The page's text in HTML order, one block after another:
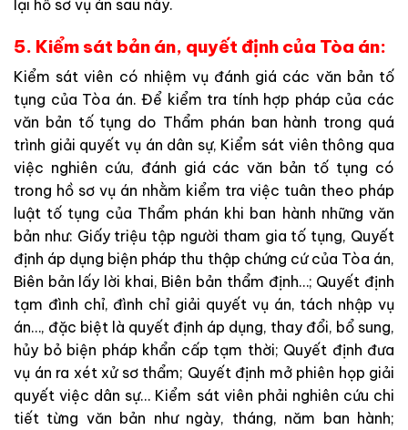
lại hồ sơ vụ án sau này.
5. Kiểm sát bản án, quyết định của Tòa án:
Kiểm sát viên có nhiệm vụ đánh giá các văn bản tố
tụng của Tòa án. Để kiểm tra tính hợp pháp của các
văn bản tố tụng do Thẩm phán ban hành trong quá
trình giải quyết vụ án dân sự, Kiểm sát viên thông qua
việc nghiên cứu, đánh giá các văn bản tố tụng có
trong hồ sơ vụ án nhằm kiểm tra việc tuân theo pháp
luật tố tụng của Thẩm phán khi ban hành những văn
bản như: Giấy triệu tập người tham gia tố tụng, Quyết
định áp dụng biện pháp thu thập chứng cứ của Tòa án,
Biên bản lấy lời khai, Biên bản thẩm định…; Quyết định
tạm đình chỉ, đình chỉ giải quyết vụ án, tách nhập vụ
án…, đặc biệt là quyết định áp dụng, thay đổi, bổ sung,
hủy bỏ biện pháp khẩn cấp tạm thời; Quyết định đưa
vụ án ra xét xử sơ thẩm; Quyết định mở phiên họp giải
quyết việc dân sự… Kiểm sát viên phải nghiên cứu chi
tiết từng văn bản như ngày, tháng, năm ban hành;